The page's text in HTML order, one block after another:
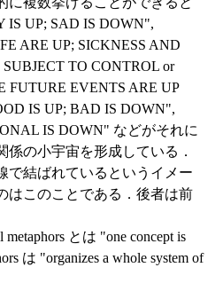
UP; SAD IS DOWN",
ARE UP; SICKNESS AND
TO CONTROL or
FUTURE EVENTS ARE UP
IS UP; BAD IS DOWN",
IS DOWN" などがそれに
の小宇宙を形成している．
で結ばれているというイメー
はこのことである．後者は前
とは "one concept is
は "organizes a whole system of